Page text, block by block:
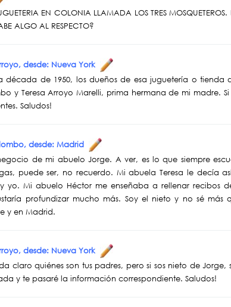
EN COLONIA LLAMADA LOS TRES MOSQUETEROS.
ALGO AL RESPECTO?
desde: Nueva York
década de 1950, los dueños de esa juguetería o tienda
y Teresa Arroyo Marelli, prima hermana de mi madre.
Saludos!
desde: Madrid
de mi abuelo Jorge. A ver, es lo que siempre
puede ser, no recuerdo. Mi abuela Teresa le decía
yo. Mi abuelo Héctor me enseñaba a rellenar recibos
profundizar mucho más. Soy el nieto y no sé
y en Madrid.
desde: Nueva York
claro quiénes son tus padres, pero si sos nieto de Jorge,
y te pasaré la información correspondiente. Saludos!